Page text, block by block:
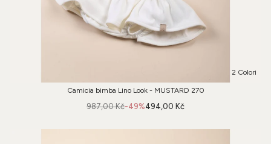
2 Colori
Camicia bimba Lino Look - MUSTARD 270
-49%
987,00 Kč 494,00 Kč